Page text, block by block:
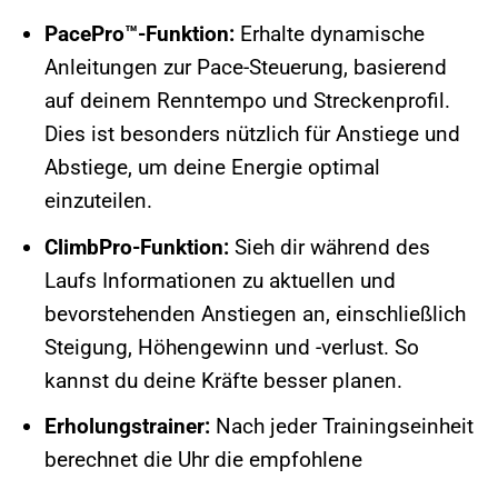
PacePro™-Funktion:Erhalte dynamische
Anleitungen zur Pace-Steuerung, basierend
auf deinem Renntempo und Streckenprofil.
Dies ist besonders nützlich für Anstiege und
Abstiege, um deine Energie optimal
einzuteilen.
ClimbPro-Funktion:Sieh dir während des
Laufs Informationen zu aktuellen und
bevorstehenden Anstiegen an, einschließlich
Steigung, Höhengewinn und -verlust. So
kannst du deine Kräfte besser planen.
Erholungstrainer:Nach jeder Trainingseinheit
berechnet die Uhr die empfohlene